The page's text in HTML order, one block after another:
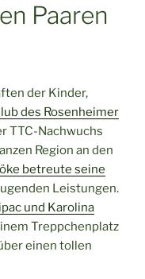
Paaren
der Kinder,
des Rosenheimer
TTC-Nachwuchs
Region an den
betreute seine
Leistungen.
und Karolina
Treppchenplatz
einen tollen